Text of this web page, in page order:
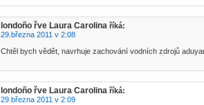
londoño řve Laura Carolina říká:
29.března 2011 v 2:08
Chtěl bych vědět, navrhuje zachování vodních zdrojů
londoño řve Laura Carolina říká:
29.března 2011 v 2:09